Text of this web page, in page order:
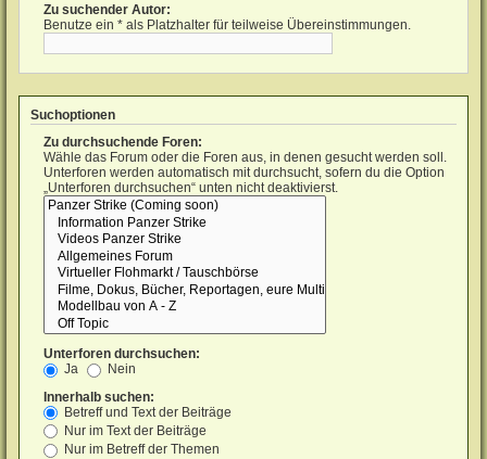
Zu suchender Autor:
Benutze ein * als Platzhalter für teilweise Übereinstimmungen.
Suchoptionen
Zu durchsuchende Foren:
Wähle das Forum oder die Foren aus, in denen gesucht werden soll.
Unterforen werden automatisch mit durchsucht, sofern du die Option
„Unterforen durchsuchen“ unten nicht deaktivierst.
Unterforen durchsuchen:
Ja
Nein
Innerhalb suchen:
Betreff und Text der Beiträge
Nur im Text der Beiträge
Nur im Betreff der Themen